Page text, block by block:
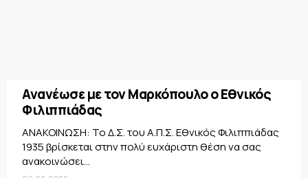
Ανανέωσε με τον Μαρκόπουλο ο Εθνικός
Φιλιππιάδας
ΑΝΑΚΟΙΝΩΣΗ: Το Δ.Σ. του Α.Π.Σ. Εθνικός Φιλιππιάδας
1935 βρίσκεται στην πολύ ευχάριστη θέση να σας
ανακοινώσει...